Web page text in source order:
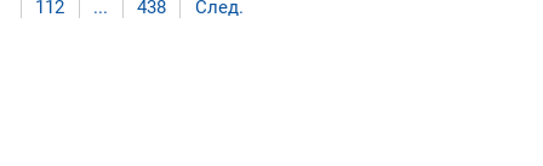
112 ... 438 След.